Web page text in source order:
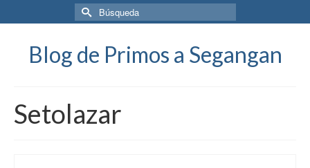
Buscar
por:
Blog de Primos a Segangan
Setolazar